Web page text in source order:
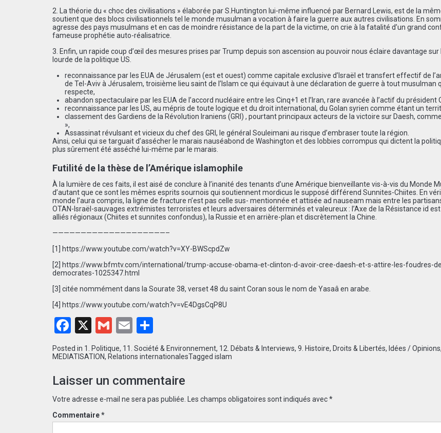
2. La théorie du « choc des civilisations » élaborée par S.Huntington lui-même influencé par Bernard Lewis, est de la
soutient que des blocs civilisationnels tel le monde musulman a vocation à faire la guerre aux autres civilisations. En
agresse des pays musulmans et en cas de moindre résistance de la part de la victime, on crie à la fatalité d’un grand
fameuse prophétie auto-réalisatrice.
3. Enfin, un rapide coup d’œil des mesures prises par Trump depuis son ascension au pouvoir nous éclaire davantage
lourde de la politique US.
reconnaissance par les EUA de Jérusalem (est et ouest) comme capitale exclusive d’Israël et transfert effectif de
de Tel-Aviv à Jérusalem, troisième lieu saint de l’Islam ce qui équivaut à une déclaration de guerre à tout musulman
respecte,
abandon spectaculaire par les EUA de l’accord nucléaire entre les Cinq+1 et l’Iran, rare avancée à l’actif du président
reconnaissance par les US, au mépris de toute logique et du droit international, du Golan syrien comme étant un
classement des Gardiens de la Révolution Iraniens (GRI) , pourtant principaux acteurs de la victoire sur Daesh,
»,
Assassinat révulsant et vicieux du chef des GRI, le général Souleimani au risque d’embraser toute la région.
Ainsi, celui qui se targuait d’assécher le marais nauséabond de Washington et des lobbies corrompus qui dictent la
plus sûrement été asséché lui-même par le marais.
Futilité de la thèse de l’Amérique islamophile
À la lumière de ces faits, il est aisé de conclure à l’inanité des tenants d’une Amérique bienveillante vis-à-vis du Monde
d’autant que ce sont les mêmes esprits sournois qui soutiennent mordicus le supposé différend Sunnites-Chiites. En
monde l’aura compris, la ligne de fracture n’est pas celle sus- mentionnée et attisée ad nauseam mais entre les
OTAN-Israël-sauvages extrémistes terroristes et leurs adversaires déterminés et valeureux : l’Axe de la Résistance id est
alliés régionaux (Chiites et sunnites confondus), la Russie et en arrière-plan et discrètement la Chine.
————————————————————–
[1]
https://www.youtube.com/watch?v=XY-BWScpdZw
[2]
https://www.bfmtv.com/international/trump-accuse-obama-et-clinton-d-avoir-cree-daesh-et-s-attire-les-foudres-
democrates-1025347.html
[3] citée nommément dans la Sourate 38, verset 48 du saint Coran sous le nom de Yasaâ en arabe.
[4] https://www.youtube.com/watch?v=vE4DgsCqP8U
Facebook
X Gmail
Email
Posted in 1. Politique, 11. Société & Environnement, 12. Débats & Interviews, 9. Histoire, Droits & Libertés, Idées / Opinions,
MEDIATISATION, Relations internationalesTagged islam
Laisser un commentaire
Votre adresse e-mail ne sera pas publiée. Les champs obligatoires sont indiqués avec*
Commentaire*